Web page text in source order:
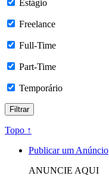
Estágio
Freelance
Full-Time
Part-Time
Temporário
Topo ↑
Publicar um Anúncio
ANUNCIE AQUI